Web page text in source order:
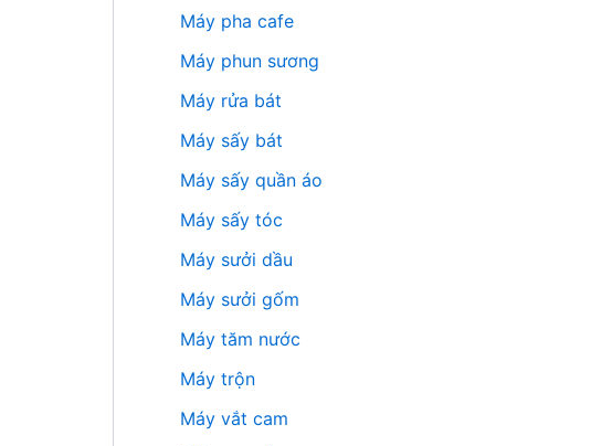
Máy pha cafe
Máy phun sương
Máy rửa bát
Máy sấy bát
Máy sấy quần áo
Máy sấy tóc
Máy sưởi dầu
Máy sưởi gốm
Máy tăm nước
Máy trộn
Máy vắt cam